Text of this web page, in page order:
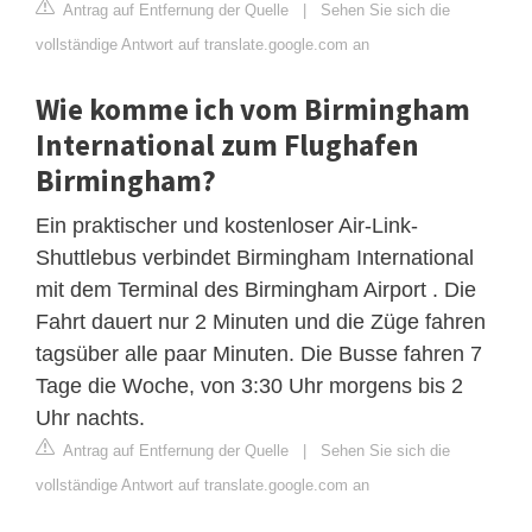
Antrag auf Entfernung der Quelle
Sehen Sie sich die
vollständige Antwort auf translate.google.com an
Wie komme ich vom Birmingham
International zum Flughafen
Birmingham?
Ein praktischer und kostenloser Air-Link-
Shuttlebus verbindet Birmingham International
mit dem Terminal des Birmingham Airport . Die
Fahrt dauert nur 2 Minuten und die Züge fahren
tagsüber alle paar Minuten. Die Busse fahren 7
Tage die Woche, von 3:30 Uhr morgens bis 2
Uhr nachts.
Antrag auf Entfernung der Quelle
Sehen Sie sich die
vollständige Antwort auf translate.google.com an